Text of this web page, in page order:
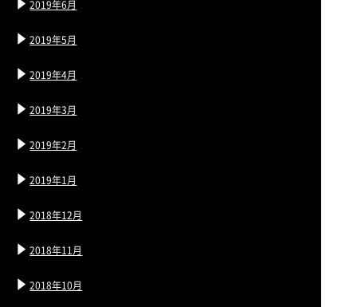
2019年6月
2019年5月
2019年4月
2019年3月
2019年2月
2019年1月
2018年12月
2018年11月
2018年10月